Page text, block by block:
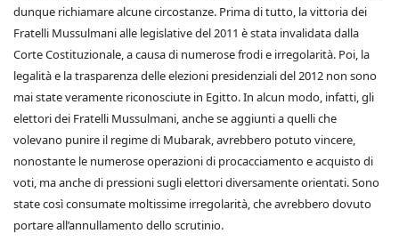
dunque richiamare alcune circostanze. Prima di tutto, la vittoria dei
Fratelli Mussulmani alle legislative del 2011 è stata invalidata dalla
Corte Costituzionale, a causa di numerose frodi e irregolarità. Poi, la
legalità e la trasparenza delle elezioni presidenziali del 2012 non sono
mai state veramente riconosciute in Egitto. In alcun modo, infatti, gli
elettori dei Fratelli Mussulmani, anche se aggiunti a quelli che
volevano punire il regime di Mubarak, avrebbero potuto vincere,
nonostante le numerose operazioni di procacciamento e acquisto di
voti, ma anche di pressioni sugli elettori diversamente orientati. Sono
state così consumate moltissime irregolarità, che avrebbero dovuto
portare all’annullamento dello scrutinio.